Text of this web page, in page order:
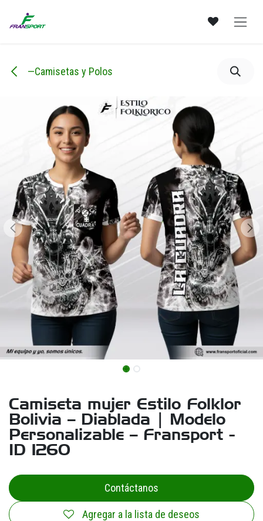
—Camisetas y Polos
Camiseta mujer Estilo Folklor
Bolivia – Diablada | Modelo
Personalizable – Fransport -
ID 1260
Contáctanos
Agregar a la lista de deseos